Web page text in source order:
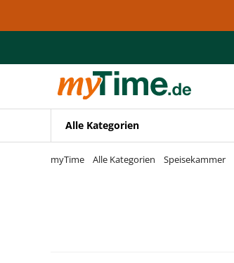
Zur Navigation springen
Alle Kategorien
myTime Alle Kategorien Speisekammer